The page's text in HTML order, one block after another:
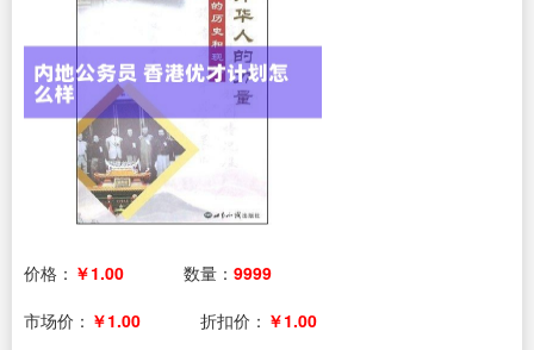
价格： ￥1.00 数量： 9999
市场价： ￥1.00 折扣价： ￥1.00